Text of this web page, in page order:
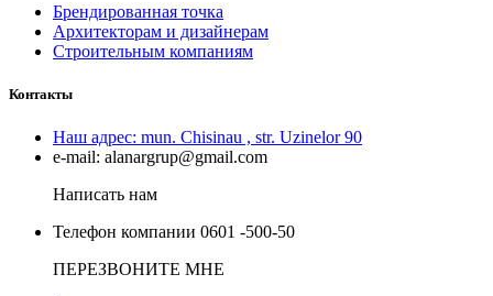
Брендированная точка
Архитекторам и дизайнерам
Строительным компаниям
Контакты
Наш адрес: mun. Chisinau , str. Uzinelor 90
e-mail: alanargrup@gmail.com
Написать нам
Телефон компании 0601 -500-50
ПЕРЕЗВОНИТЕ МНЕ